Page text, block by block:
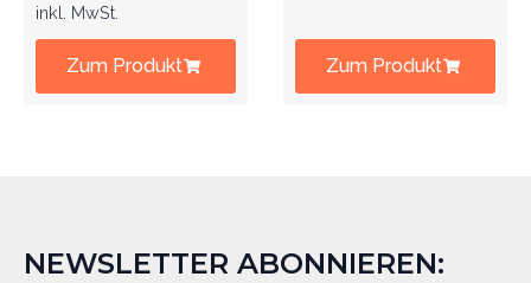
inkl. MwSt.
Zum Produkt Zum Produkt
NEWSLETTER ABONNIEREN: